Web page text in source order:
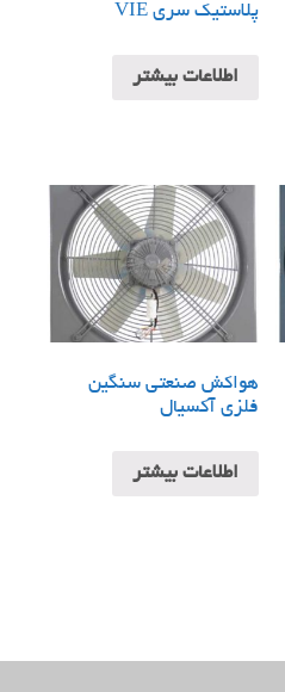
پلاستیک سری VIE
اطلاعات بیشتر
هواکش صنعتی سنگین
فلزی آکسیال
اطلاعات بیشتر